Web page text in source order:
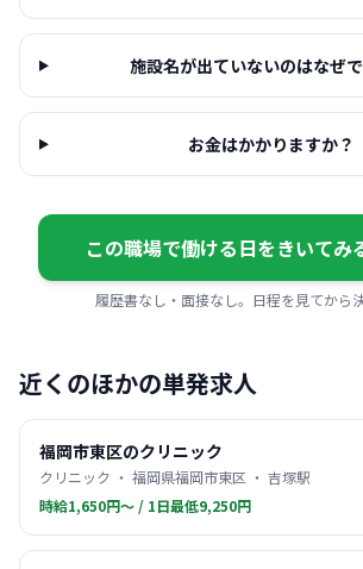
施設名が出ていないのはなぜ
お金はかかりますか？
この職場で働ける日をきいてみ
履歴書なし・面接なし。日程を見てから
近くのほかの単発求人
福岡市東区のクリニック
クリニック ・ 福岡県福岡市東区 ・ 吉塚駅
時給1,650円〜 / 1日最低9,250円